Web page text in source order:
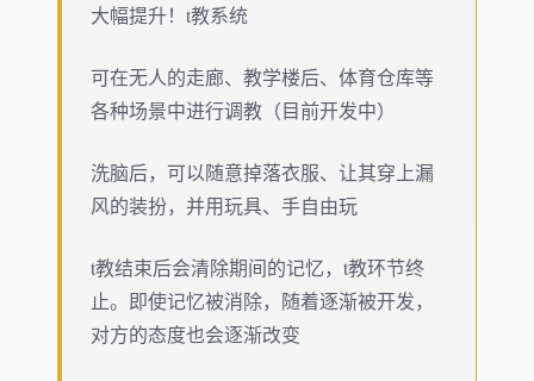
大幅提升！t教系统
可在无人的走廊、教学楼后、体育仓库等
各种场景中进行调教（目前开发中）
洗脑后，可以随意掉落衣服、让其穿上漏
风的装扮，并用玩具、手自由玩
t教结束后会清除期间的记忆，t教环节终
止。即使记忆被消除，随着逐渐被开发，
对方的态度也会逐渐改变